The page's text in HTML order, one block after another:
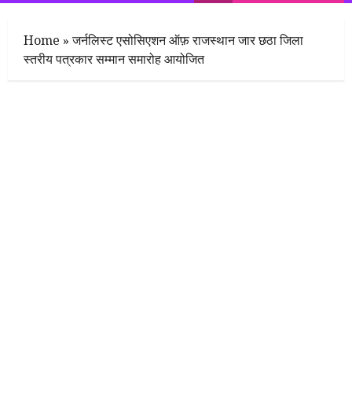
Menu
Home »जर्नलिस्ट एसोसिएशन ऑफ़ राजस्थान जार छठा जिला
स्तरीय पत्रकार सम्मान समारोह आयोजित